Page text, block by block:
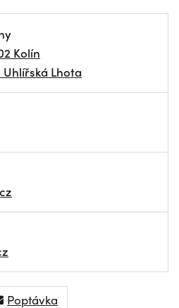
Kolín
Uhlířská Lhota
Poptávka